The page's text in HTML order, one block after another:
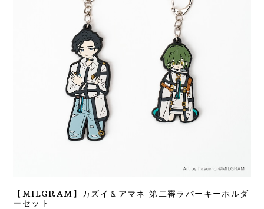
【MILGRAM】カズイ＆アマネ 第二審ラバーキーホルダ
ーセット